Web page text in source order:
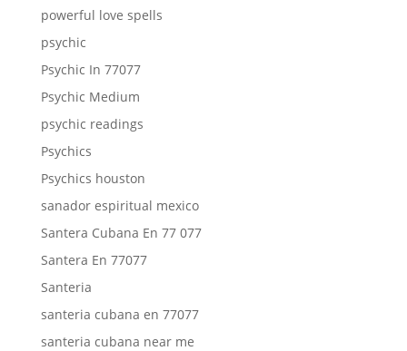
powerful love spells
psychic
Psychic In 77077
Psychic Medium
psychic readings
Psychics
Psychics houston
sanador espiritual mexico
Santera Cubana En 77 077
Santera En 77077
Santeria
santeria cubana en 77077
santeria cubana near me